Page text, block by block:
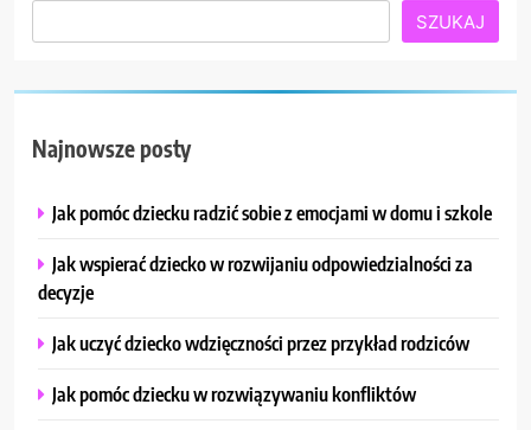
SZUKAJ
Najnowsze posty
Jak pomóc dziecku radzić sobie z emocjami w domu i szkole
Jak wspierać dziecko w rozwijaniu odpowiedzialności za
decyzje
Jak uczyć dziecko wdzięczności przez przykład rodziców
Jak pomóc dziecku w rozwiązywaniu konfliktów